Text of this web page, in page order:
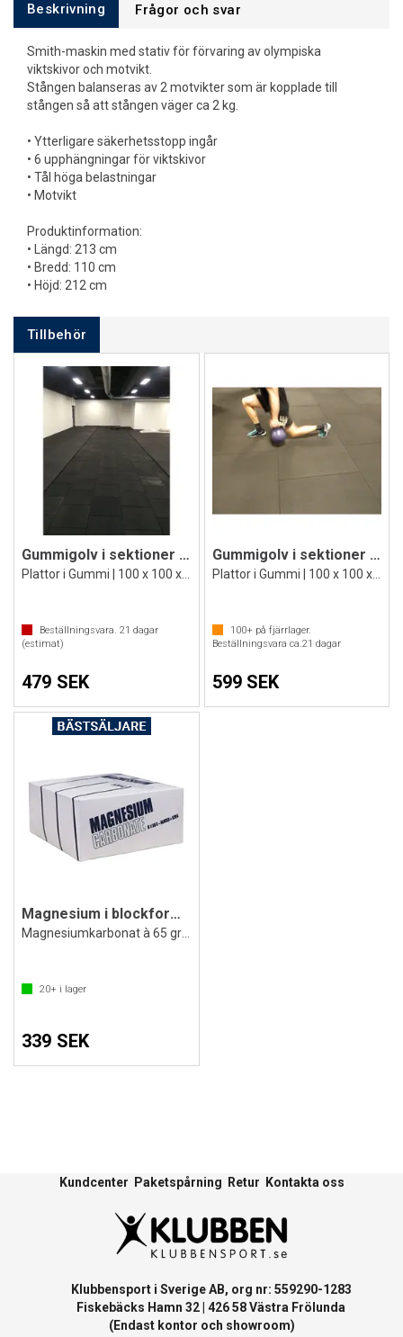
Beskrivning Frågor och svar
Smith-maskin med stativ för förvaring av olympiska
viktskivor och motvikt.
Stången balanseras av 2 motvikter som är kopplade till
stången så att stången väger ca 2 kg.
• Ytterligare säkerhetsstopp ingår
• 6 upphängningar för viktskivor
• Tål höga belastningar
• Motvikt
Produktinformation:
• Längd: 213 cm
• Bredd: 110 cm
• Höjd: 212 cm
Tillbehör
Gummigolv i sektioner Quad C1
Beställningsvara. 21 dagar
(estimat)
479 SEK
Gummigolv i sektioner Quad C2
Plattor i Gummi | 100 x 100 x 2,5 cm
100+på fjärrlager.
Beställningsvara ca.21 dagar
599 SEK
Magnesium i blockform set 8 st
20+ i lager
339 SEK
Kundcenter Paketspårning Retur Kontakta oss
Klubbensport i Sverige AB, org nr: 559290-1283
Fiskebäcks Hamn 32 | 426 58 Västra Frölunda
(Endast kontor och showroom)